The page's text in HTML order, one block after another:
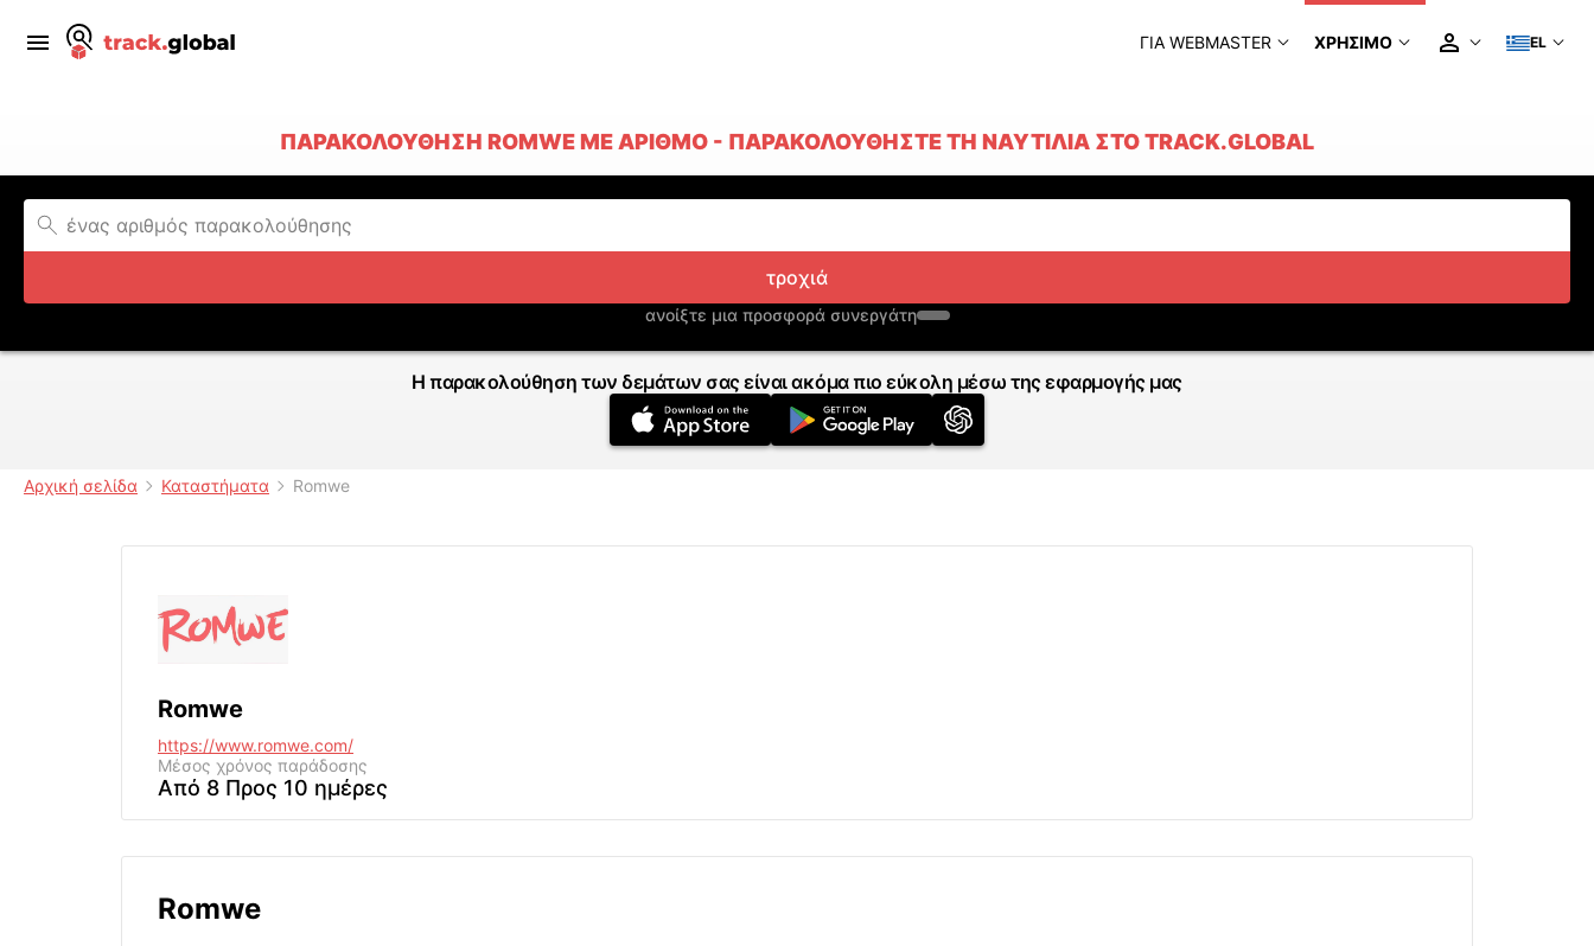
ΓΙΑ WEBMASTER ΧΡΉΣΙΜΟ EL
ΠΑΡΑΚΟΛΟΎΘΗΣΗ ROMWE ΜΕ ΑΡΙΘΜΌ - ΠΑΡΑΚΟΛΟΥΘΉΣΤΕ ΤΗ ΝΑΥΤΙΛΊΑ ΣΤΟ TRACK.GLOBAL
τροχιά
ανοίξτε μια προσφορά συνεργάτη
Η παρακολούθηση των δεμάτων σας είναι ακόμα πιο εύκολη μέσω της εφαρμογής μας
Αρχική σελίδα Καταστήματα Romwe
Romwe
https://www.romwe.com/
Μέσος χρόνος παράδοσης
Από 8 Προς 10 ημέρες
Romwe